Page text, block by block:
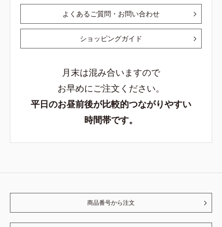
よくあるご質問・お問い合わせ
ショッピングガイド
月末は混み合いますので
お早めにご注文ください。
平日のお昼前後が比較的つながりやすい
時間帯です。
商品番号から注文